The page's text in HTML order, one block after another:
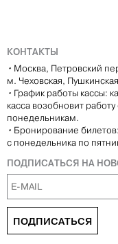
КОНТАКТЫ
• Москва, Петровский
м. Чеховская,
• График работы кассы:
касса возобновит
понедельникам.
• Бронирование
с понедельника по
ПОДПИСАТЬСЯ НА
ПОДПИСАТЬСЯ